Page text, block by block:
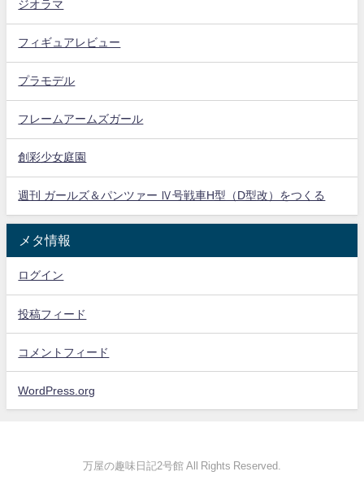
ジオラマ
フィギュアレビュー
プラモデル
フレームアームズガール
創彩少女庭園
週刊 ガールズ＆パンツァー Ⅳ号戦車H型（D型改）をつくる
メタ情報
ログイン
投稿フィード
コメントフィード
WordPress.org
万屋の趣味日記2号館 All Rights Reserved.